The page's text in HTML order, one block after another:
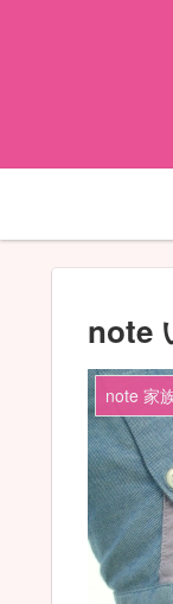
note
note 家